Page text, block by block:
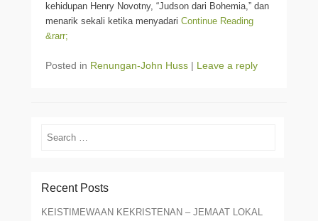
kehidupan Henry Novotny, “Judson dari Bohemia,” dan
menarik sekali ketika menyadari Continue Reading
&rarr;
Posted in Renungan-John Huss | Leave a reply
Search
Recent Posts
KEISTIMEWAAN KEKRISTENAN – JEMAAT LOKAL